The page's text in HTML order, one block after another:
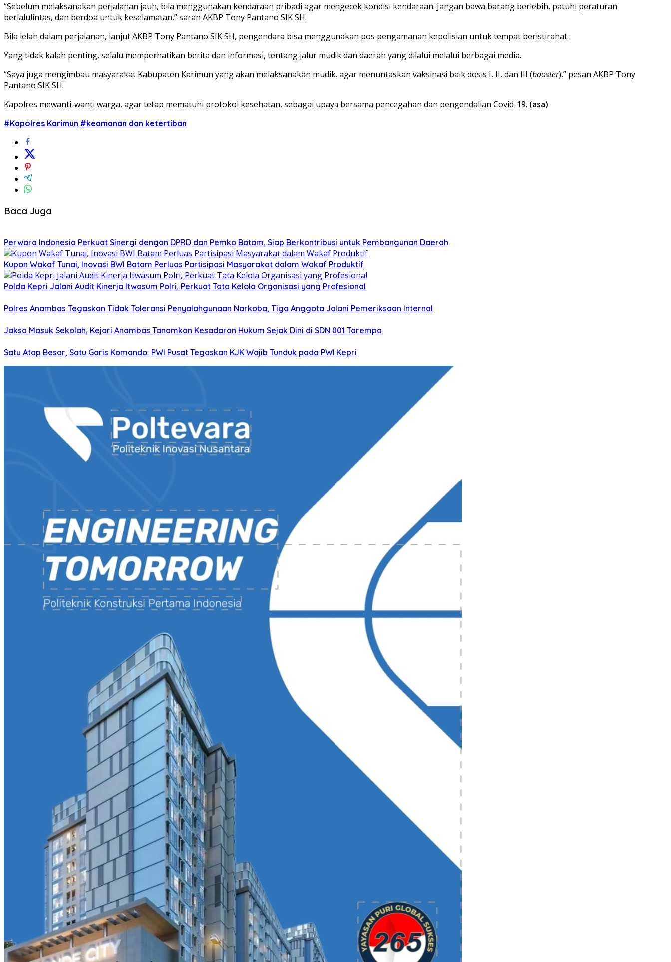
“Sebelum melaksanakan perjalanan jauh, bila menggunakan kendaraan pribadi agar mengecek kondisi kendaraan. Jangan bawa barang berlebih, patuhi peraturan
berlalulintas, dan berdoa untuk keselamatan,” saran AKBP Tony Pantano SIK SH.
Bila lelah dalam perjalanan, lanjut AKBP Tony Pantano SIK SH, pengendara bisa menggunakan pos pengamanan kepolisian untuk tempat beristirahat.
Yang tidak kalah penting, selalu memperhatikan berita dan informasi, tentang jalur mudik dan daerah yang dilalui melalui berbagai media.
“Saya juga mengimbau masyarakat Kabupaten Karimun yang akan melaksanakan mudik, agar menuntaskan vaksinasi baik dosis I, II, dan III (booster),” pesan AKBP Tony
Pantano SIK SH.
Kapolres mewanti-wanti warga, agar tetap mematuhi protokol kesehatan, sebagai upaya bersama pencegahan dan pengendalian Covid-19. (asa)
#Kapolres Karimun #keamanan dan ketertiban
Baca Juga
Perwara Indonesia Perkuat Sinergi dengan DPRD dan Pemko Batam, Siap Berkontribusi untuk Pembangunan Daerah
Kupon Wakaf Tunai, Inovasi BWI Batam Perluas Partisipasi Masyarakat dalam Wakaf Produktif
Polda Kepri Jalani Audit Kinerja Itwasum Polri, Perkuat Tata Kelola Organisasi yang Profesional
Polres Anambas Tegaskan Tidak Toleransi Penyalahgunaan Narkoba, Tiga Anggota Jalani Pemeriksaan Internal
Jaksa Masuk Sekolah, Kejari Anambas Tanamkan Kesadaran Hukum Sejak Dini di SDN 001 Tarempa
Satu Atap Besar, Satu Garis Komando: PWI Pusat Tegaskan KJK Wajib Tunduk pada PWI Kepri